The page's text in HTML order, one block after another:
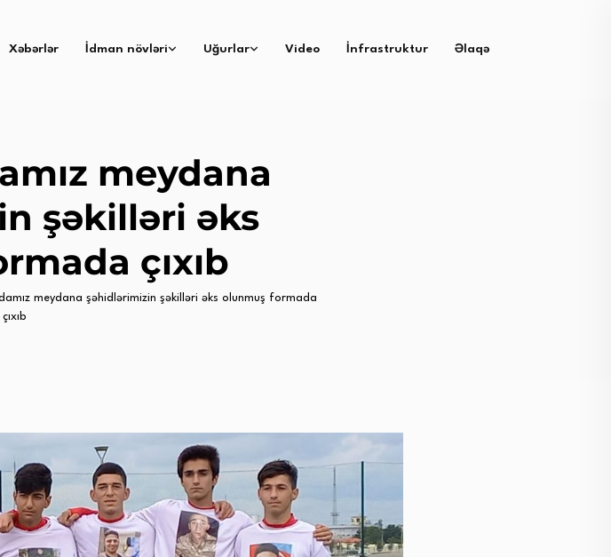
Xəbərlər İdman növləri Uğurlar Video İnfrastruktur Əlaqə
meydana
şəkilləri əks
çıxıb
meydana şəhidlərimizin şəkilləri əks olunmuş formada
çıxıb